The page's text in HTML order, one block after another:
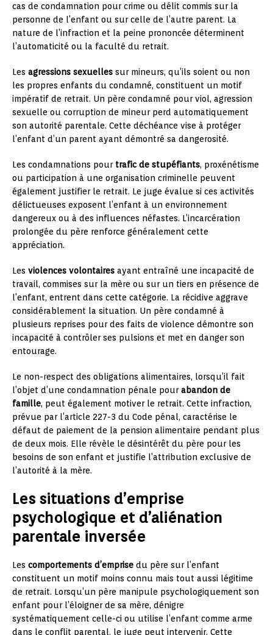
cas de condamnation pour crime ou délit commis sur la
personne de l’enfant ou sur celle de l’autre parent. La
nature de l’infraction et la peine prononcée déterminent
l’automaticité ou la faculté du retrait.
Les agressions sexuelles sur mineurs, qu’ils soient ou non
les propres enfants du condamné, constituent un motif
impératif de retrait. Un père condamné pour viol, agression
sexuelle ou corruption de mineur perd automatiquement
son autorité parentale. Cette déchéance vise à protéger
l’enfant d’un parent ayant démontré sa dangerosité.
Les condamnations pour trafic de stupéfiants, proxénétisme
ou participation à une organisation criminelle peuvent
également justifier le retrait. Le juge évalue si ces activités
délictueuses exposent l’enfant à un environnement
dangereux ou à des influences néfastes. L’incarcération
prolongée du père renforce généralement cette
appréciation.
Les violences volontaires ayant entraîné une incapacité de
travail, commises sur la mère ou sur un tiers en présence de
l’enfant, entrent dans cette catégorie. La récidive aggrave
considérablement la situation. Un père condamné à
plusieurs reprises pour des faits de violence démontre son
incapacité à contrôler ses pulsions et met en danger son
entourage.
Le non-respect des obligations alimentaires, lorsqu’il fait
l’objet d’une condamnation pénale pourabandon de
famille, peut également motiver le retrait. Cette infraction,
prévue par l’article 227-3 du Code pénal, caractérise le
défaut de paiement de la pension alimentaire pendant plus
de deux mois. Elle révèle le désintérêt du père pour les
besoins de son enfant et justifie l’attribution exclusive de
l’autorité à la mère.
Les situations d’emprise
psychologique et d’aliénation
parentale inversée
Les comportements d’emprise du père sur l’enfant
constituent un motif moins connu mais tout aussi légitime
de retrait. Lorsqu’un père manipule psychologiquement son
enfant pour l’éloigner de sa mère, dénigre
systématiquement celle-ci ou utilise l’enfant comme arme
dans le conflit parental, le juge peut intervenir. Cette